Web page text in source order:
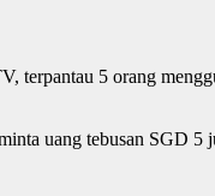
5 orang
uang tebusan SGD